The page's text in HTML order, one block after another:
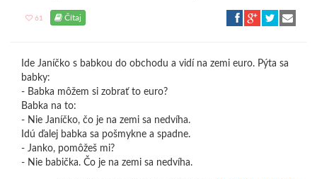
61 Čítaj
Ide Janíčko s babkou do obchodu a vidí na zemi euro. Pýta sa
babky:
- Babka môžem si zobrať to euro?
Babka na to:
- Nie Janíčko, čo je na zemi sa nedvíha.
Idú ďalej babka sa pošmykne a spadne.
- Janko, pomôžeš mi?
- Nie babička. Čo je na zemi sa nedvíha.